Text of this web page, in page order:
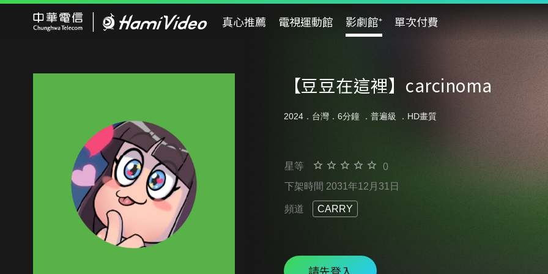
真心推薦 電視運動館 影劇館⁺ 單次付費
【豆豆在這裡】carcinoma
2024．台灣．6分鐘 ． 普遍級 ．HD畫質
星等
0
下架時間 2031年12月31日
頻道 CARRY